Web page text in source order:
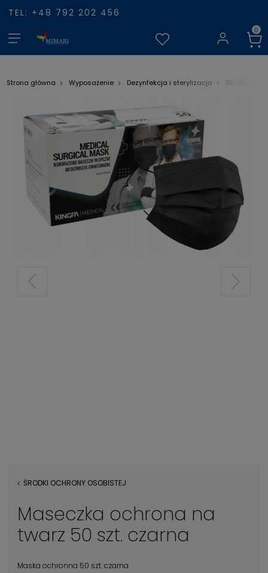
TEL: +48 792 202 456
Strona główna Wyposażenie Dezynfekcja i sterylizacja ŚRODKI
ŚRODKI OCHRONY OSOBISTEJ
Maseczka ochrona na
twarz 50 szt. czarna
Maska ochronna 50 szt. czarna